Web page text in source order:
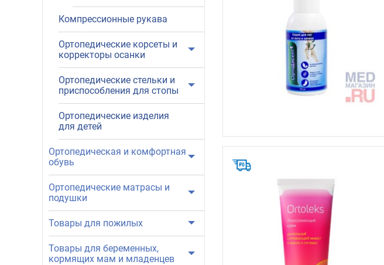
Компрессионные рукава
Ортопедические корсеты и
корректоры осанки
Ортопедические стельки и
приспособления для стопы
Ортопедические изделия
для детей
Ортопедическая и комфортная
обувь
Ортопедические матрасы и
подушки
Товары для пожилых
Товары для беременных,
кормящих мам и младенцев